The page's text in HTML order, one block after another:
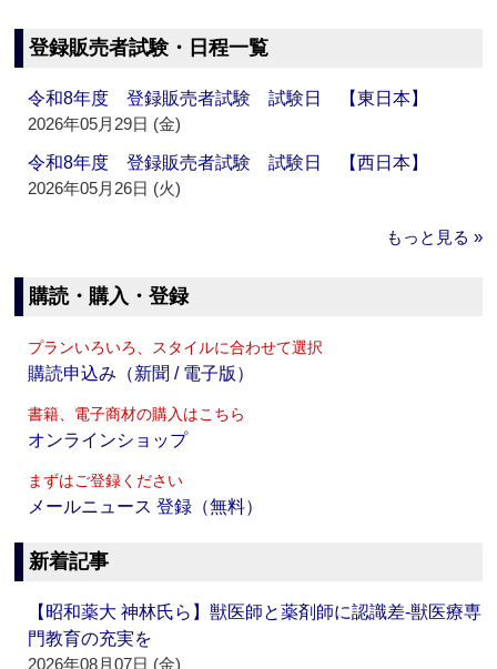
登録販売者試験・日程一覧
令和8年度 登録販売者試験 試験日 【東日本】
2026年05月29日 (金)
令和8年度 登録販売者試験 試験日 【西日本】
2026年05月26日 (火)
もっと見る »
購読・購入・登録
プランいろいろ、スタイルに合わせて選択
購読申込み（新聞 / 電子版）
書籍、電子商材の購入はこちら
オンラインショップ
まずはご登録ください
メールニュース 登録（無料）
新着記事
【昭和薬大 神林氏ら】獣医師と薬剤師に認識差‐獣医療専
門教育の充実を
2026年08月07日 (金)